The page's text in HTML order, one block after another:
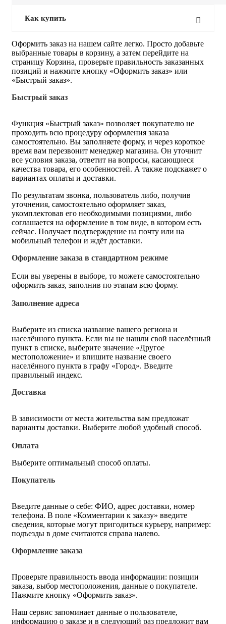
Как купить
Оформить заказ на нашем сайте легко. Просто добавьте
выбранные товары в корзину, а затем перейдите на
страницу Корзина, проверьте правильность заказанных
позиций и нажмите кнопку «Оформить заказ» или
«Быстрый заказ».
Быстрый заказ
Функция «Быстрый заказ» позволяет покупателю не
проходить всю процедуру оформления заказа
самостоятельно. Вы заполняете форму, и через короткое
время вам перезвонит менеджер магазина. Он уточнит
все условия заказа, ответит на вопросы, касающиеся
качества товара, его особенностей. А также подскажет о
вариантах оплаты и доставки.
По результатам звонка, пользователь либо, получив
уточнения, самостоятельно оформляет заказ,
укомплектовав его необходимыми позициями, либо
соглашается на оформление в том виде, в котором есть
сейчас. Получает подтверждение на почту или на
мобильный телефон и ждёт доставки.
Оформление заказа в стандартном режиме
Если вы уверены в выборе, то можете самостоятельно
оформить заказ, заполнив по этапам всю форму.
Заполнение адреса
Выберите из списка название вашего региона и
населённого пункта. Если вы не нашли свой населённый
пункт в списке, выберите значение «Другое
местоположение» и впишите название своего
населённого пункта в графу «Город». Введите
правильный индекс.
Доставка
В зависимости от места жительства вам предложат
варианты доставки. Выберите любой удобный способ.
Оплата
Выберите оптимальный способ оплаты.
Покупатель
Введите данные о себе: ФИО, адрес доставки, номер
телефона. В поле «Комментарии к заказу» введите
сведения, которые могут пригодиться курьеру, например:
подъезды в доме считаются справа налево.
Оформление заказа
Проверьте правильность ввода информации: позиции
заказа, выбор местоположения, данные о покупателе.
Нажмите кнопку «Оформить заказ».
Наш сервис запоминает данные о пользователе,
информацию о заказе и в следующий раз предложит вам